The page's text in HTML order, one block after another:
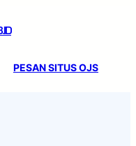
PESAN SITUS OJS